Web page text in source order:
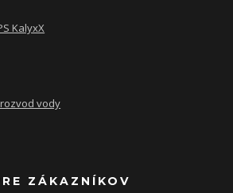
KalyxX
rozvod vody
ZÁKAZNÍKOV